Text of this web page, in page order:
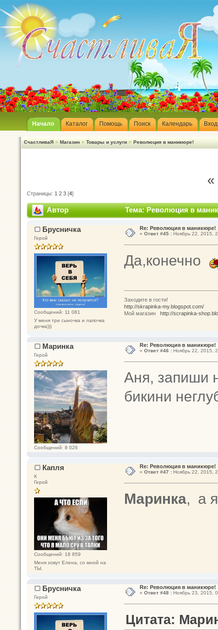
Начало Каталог Помощь Поиск Календарь Вход
СчастливаЯ » Магазин » Товары и услуги » Революция в маникюре!
Страницы: 1 2 3 [4]
Автор Тема: Революция в
Брусничка
Герой
Сообщений: 11 081
У меня три сыночка и лапочка
дочка)))
Re: Революция в маникюре!
« Ответ #45 :Ноябрь 22, 2015,
Да,конечно
Заходите в гости!
http://skrapinka-my.blogspot.com/
Мой магазин http://scrapinka-
Маринка
Герой
Сообщений: 8 026
Re: Революция в маникюре!
« Ответ #46 :Ноябрь 22, 2015,
Аня, запиши
бикини
Капля
К
Герой
Сообщений: 18 859
Меня зовут Елена, со мной на
ТЫ.
Re: Революция в маникюре!
« Ответ #47 :Ноябрь 22, 2015,
Маринка, а
Брусничка
Герой
Re: Революция в маникюре!
« Ответ #48 :Ноябрь 23, 2015,
Цитата: